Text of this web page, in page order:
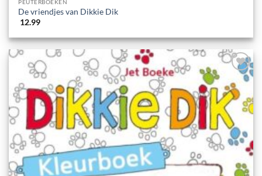
PEUTERBOEKEN
De vriendjes van Dikkie Dik
12.99